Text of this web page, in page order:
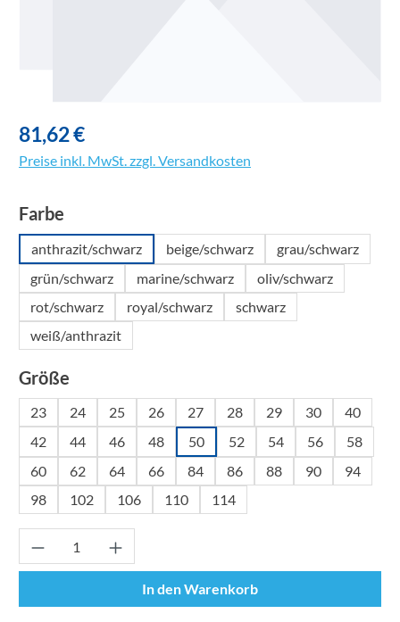
81,62 €
Preise inkl. MwSt. zzgl. Versandkosten
Farbe
anthrazit/schwarz beige/schwarz
grau/schwarz
grün/schwarz
marine/schwarz
oliv/schwarz
rot/schwarz
royal/schwarz
schwarz
weiß/anthrazit
Größe
23 24 25 26 27 28 29 30
40
42
44 46 48 50 52 54 56
58
60
62 64 66 84 86 88 90
94
98
102 106 110 114
Produkt Anzahl: Gib den gewünschten
In den Warenkorb